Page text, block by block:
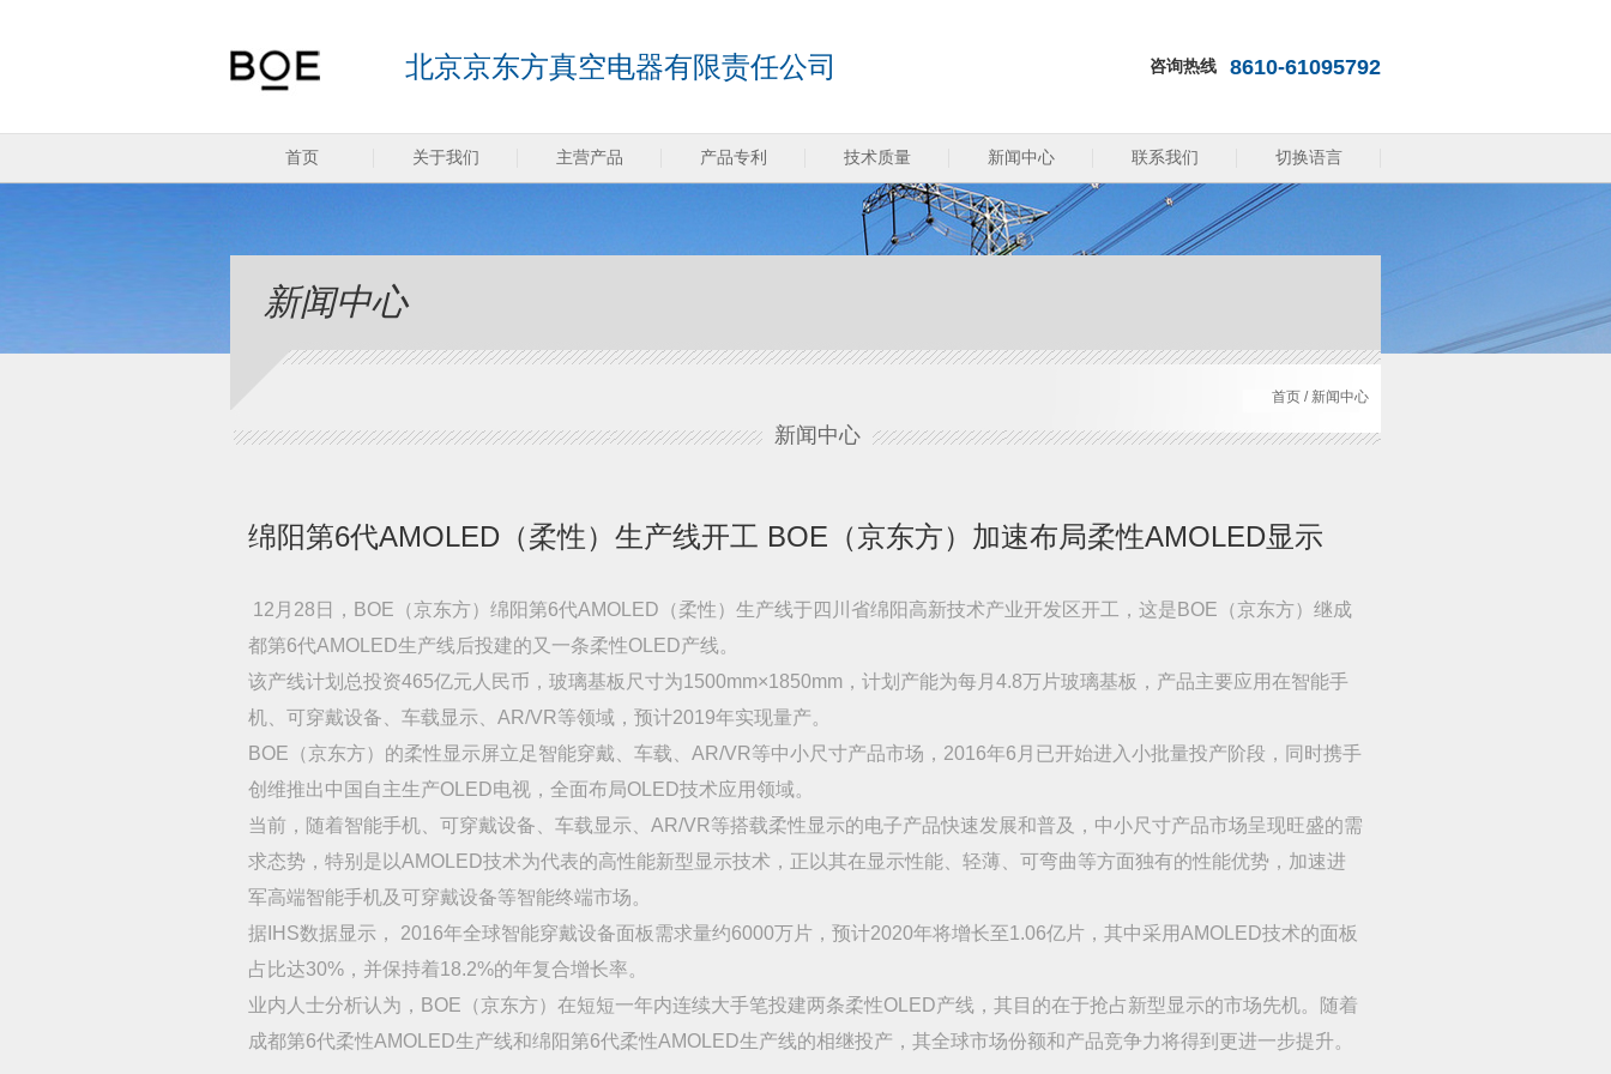
北京京东方真空电器有限责任公司 咨询热线 8610-61095792
首页 关于我们 主营产品 产品专利 技术质量 新闻中心 联系我们 切换语言
新闻中心
首页 / 新闻中心
新闻中心
绵阳第6代AMOLED（柔性）生产线开工 BOE（京东方）加速布局柔性AMOLED显示
12月28日，BOE（京东方）绵阳第6代AMOLED（柔性）生产线于四川省绵阳高新技术产业开发区开工，这是BOE（京东方）继成
都第6代AMOLED生产线后投建的又一条柔性OLED产线。
该产线计划总投资465亿元人民币，玻璃基板尺寸为1500mm×1850mm，计划产能为每月4.8万片玻璃基板，产品主要应用在智能手
机、可穿戴设备、车载显示、AR/VR等领域，预计2019年实现量产。
BOE（京东方）的柔性显示屏立足智能穿戴、车载、AR/VR等中小尺寸产品市场，2016年6月已开始进入小批量投产阶段，同时携手
创维推出中国自主生产OLED电视，全面布局OLED技术应用领域。
当前，随着智能手机、可穿戴设备、车载显示、AR/VR等搭载柔性显示的电子产品快速发展和普及，中小尺寸产品市场呈现旺盛的需
求态势，特别是以AMOLED技术为代表的高性能新型显示技术，正以其在显示性能、轻薄、可弯曲等方面独有的性能优势，加速进
军高端智能手机及可穿戴设备等智能终端市场。
据IHS数据显示， 2016年全球智能穿戴设备面板需求量约6000万片，预计2020年将增长至1.06亿片，其中采用AMOLED技术的面板
占比达30%，并保持着18.2%的年复合增长率。
业内人士分析认为，BOE（京东方）在短短一年内连续大手笔投建两条柔性OLED产线，其目的在于抢占新型显示的市场先机。随着
成都第6代柔性AMOLED生产线和绵阳第6代柔性AMOLED生产线的相继投产，其全球市场份额和产品竞争力将得到更进一步提升。